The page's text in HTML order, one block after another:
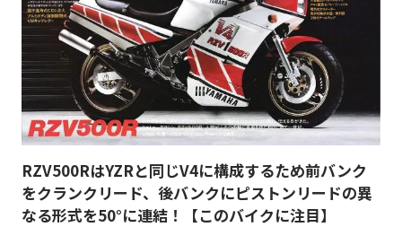
RZV500RはYZRと同じV4に構成するため前バンク
をクランクリード、後バンクにピストンリードの異
なる形式を50°に連結！【このバイクに注目】